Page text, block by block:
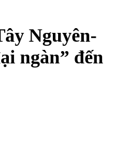
Nguyên-
ngàn” đến